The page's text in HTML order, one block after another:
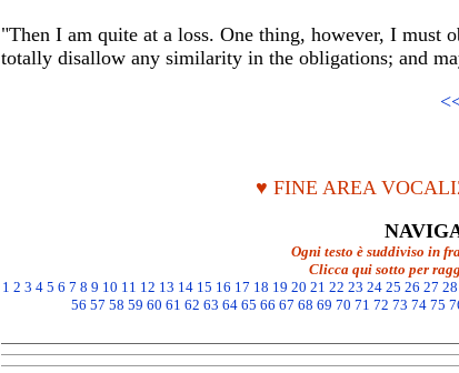
"Then I am quite at a loss. One thing, however, I must
totally disallow any similarity in the obligations; and
♥ FINE AREA
Ogni testo è suddiviso in
Clicca qui sotto per
1 2 3 4 5 6 7 8 9 10 11 12 13 14 15 16 17 18 19 20 21 22 23 24 25 26 27 28
56 57 58 59 60 61 62 63 64 65 66 67 68 69 70 71 72 73 74 75